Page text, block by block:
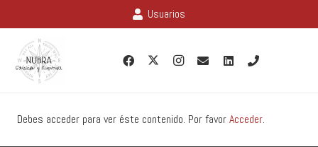
Usuarios
Debes acceder para ver éste contenido. Por favorAcceder.